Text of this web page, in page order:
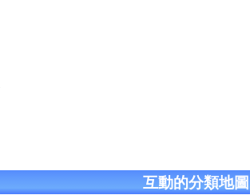
互動的分類地圖